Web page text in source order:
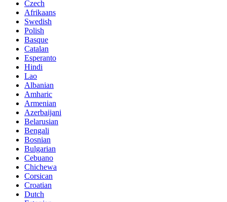
Czech
Afrikaans
Swedish
Polish
Basque
Catalan
Esperanto
Hindi
Lao
Albanian
Amharic
Armenian
Azerbaijani
Belarusian
Bengali
Bosnian
Bulgarian
Cebuano
Chichewa
Corsican
Croatian
Dutch